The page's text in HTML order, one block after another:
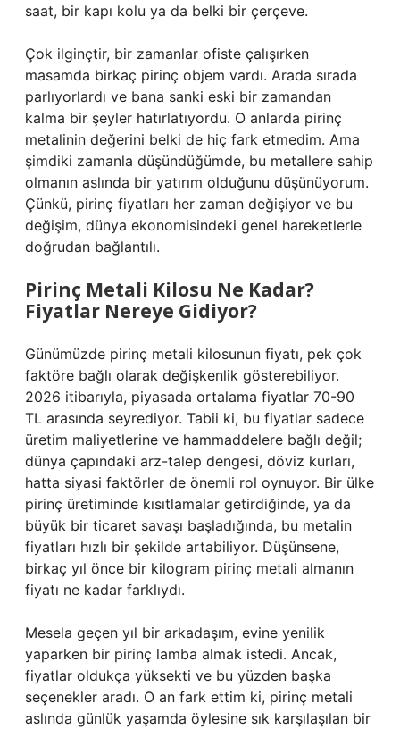
saat, bir kapı kolu ya da belki bir çerçeve.
Çok ilginçtir, bir zamanlar ofiste çalışırken
masamda birkaç pirinç objem vardı. Arada sırada
parlıyorlardı ve bana sanki eski bir zamandan
kalma bir şeyler hatırlatıyordu. O anlarda pirinç
metalinin değerini belki de hiç fark etmedim. Ama
şimdiki zamanla düşündüğümde, bu metallere sahip
olmanın aslında bir yatırım olduğunu düşünüyorum.
Çünkü, pirinç fiyatları her zaman değişiyor ve bu
değişim, dünya ekonomisindeki genel hareketlerle
doğrudan bağlantılı.
Pirinç Metali Kilosu Ne Kadar?
Fiyatlar Nereye Gidiyor?
Günümüzde pirinç metali kilosunun fiyatı, pek çok
faktöre bağlı olarak değişkenlik gösterebiliyor.
2026 itibarıyla, piyasada ortalama fiyatlar 70-90
TL arasında seyrediyor. Tabii ki, bu fiyatlar sadece
üretim maliyetlerine ve hammaddelere bağlı değil;
dünya çapındaki arz-talep dengesi, döviz kurları,
hatta siyasi faktörler de önemli rol oynuyor. Bir ülke
pirinç üretiminde kısıtlamalar getirdiğinde, ya da
büyük bir ticaret savaşı başladığında, bu metalin
fiyatları hızlı bir şekilde artabiliyor. Düşünsene,
birkaç yıl önce bir kilogram pirinç metali almanın
fiyatı ne kadar farklıydı.
Mesela geçen yıl bir arkadaşım, evine yenilik
yaparken bir pirinç lamba almak istedi. Ancak,
fiyatlar oldukça yüksekti ve bu yüzden başka
seçenekler aradı. O an fark ettim ki, pirinç metali
aslında günlük yaşamda öylesine sık karşılaşılan bir